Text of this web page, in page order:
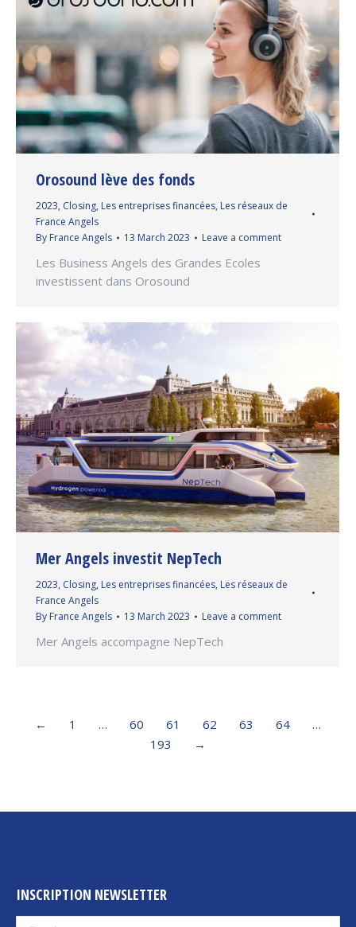
Orosound lève des fonds
2023, Closing, Les entreprises financées, Les réseaux de
France Angels
By France Angels 13 March 2023 Leave a comment
Les Business Angels des Grandes Ecoles
investissent dans Orosound
Mer Angels investit NepTech
2023, Closing, Les entreprises financées, Les réseaux de
France Angels
By France Angels 13 March 2023 Leave a comment
Mer Angels accompagne NepTech
← 1 … 60 61 62 63 64
…
193
→
INSCRIPTION NEWSLETTER